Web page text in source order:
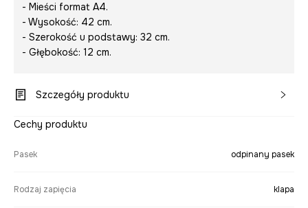
- Mieści format A4.
- Wysokość: 42 cm.
- Szerokość u podstawy: 32 cm.
- Głębokość: 12 cm.
Szczegóły produktu
Cechy produktu
Pasek odpinany pasek
Rodzaj zapięcia klapa